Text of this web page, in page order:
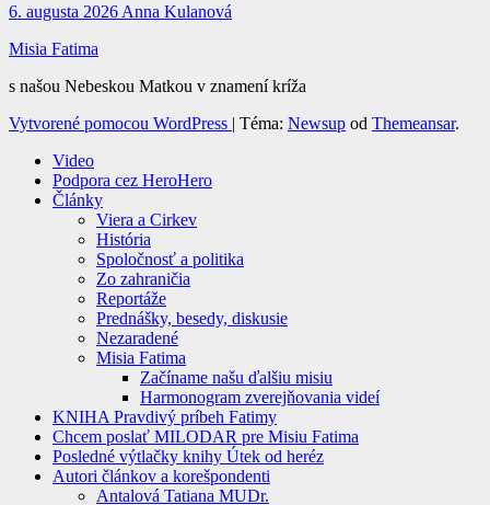
6. augusta 2026 Anna Kulanová
Misia Fatima
s našou Nebeskou Matkou v znamení kríža
Vytvorené pomocou WordPress | Téma: Newsup od Themeansar.
Video
Podpora cez HeroHero
Články
Viera a Cirkev
História
Spoločnosť a politika
Zo zahraničia
Reportáže
Prednášky, besedy, diskusie
Nezaradené
Misia Fatima
Začíname našu ďalšiu misiu
Harmonogram zverejňovania videí
KNIHA Pravdivý príbeh Fatimy
Chcem poslať MILODAR pre Misiu Fatima
Posledné výtlačky knihy Útek od heréz
Autori článkov a korešpondenti
Antalová Tatiana MUDr.